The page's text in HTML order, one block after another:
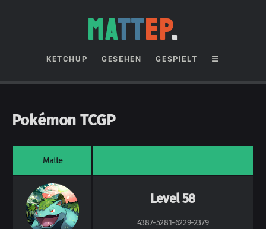
MATTEP.
KETCHUP GESEHEN GESPIELT ☰
Pokémon TCGP
Matte
Level 58
4387-5281-6229-2379